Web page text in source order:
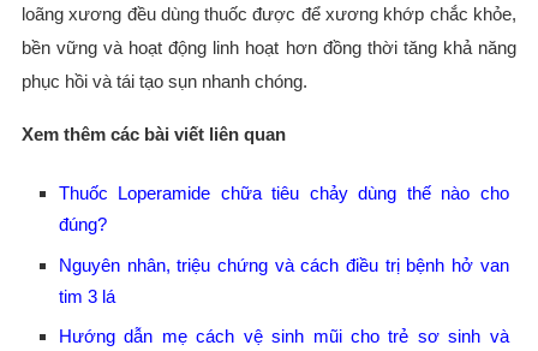
loãng xương đều dùng thuốc được để xương khớp chắc khỏe,
bền vững và hoạt động linh hoạt hơn đồng thời tăng khả năng
phục hồi và tái tạo sụn nhanh chóng.
Xem thêm các bài viết liên quan
Thuốc Loperamide chữa tiêu chảy dùng thế nào cho
đúng?
Nguyên nhân, triệu chứng và cách điều trị bệnh hở van
tim 3 lá
Hướng dẫn mẹ cách vệ sinh mũi cho trẻ sơ sinh và